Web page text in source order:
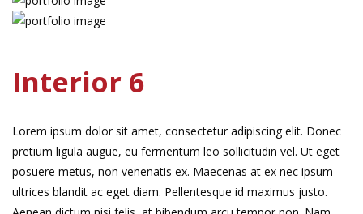
Interior 6
Lorem ipsum dolor sit amet, consectetur adipiscing elit. Donec
pretium ligula augue, eu fermentum leo sollicitudin vel. Ut eget
posuere metus, non venenatis ex. Maecenas at ex nec ipsum
ultrices blandit ac eget diam. Pellentesque id maximus justo.